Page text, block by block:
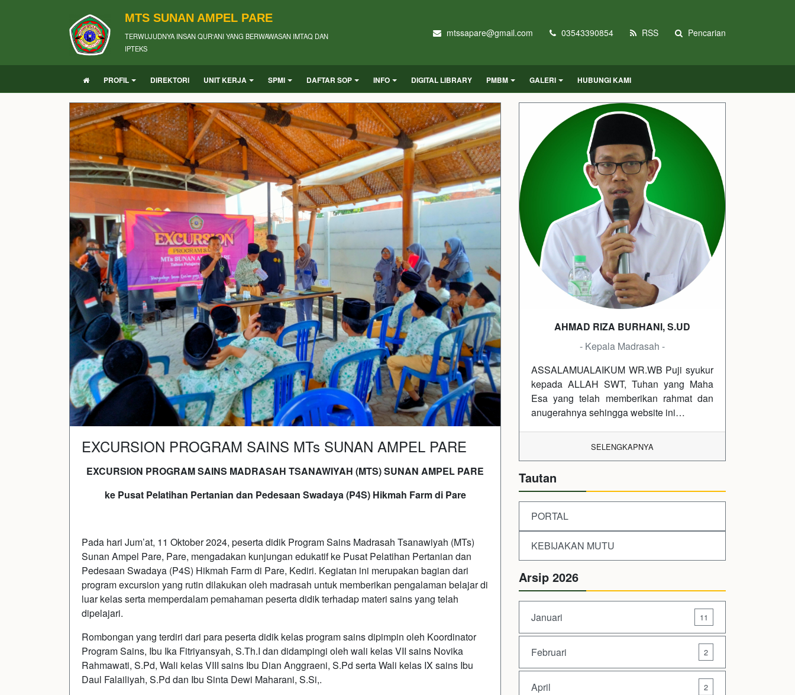
MTS SUNAN AMPEL PARE
TERWUJUDNYA INSAN QUR'ANI YANG BERWAWASAN IMTAQ DAN
IPTEKS
mtssapare@gmail.com 03543390854 RSS Pencarian
PROFIL DIREKTORI UNIT KERJA SPMI DAFTAR SOP INFO DIGITAL LIBRARY PMBM GALERI HUBUNGI KAMI
EXCURSION PROGRAM SAINS MTs SUNAN AMPEL PARE
EXCURSION PROGRAM SAINS MADRASAH TSANAWIYAH (MTS) SUNAN AMPEL PARE
ke Pusat Pelatihan Pertanian dan Pedesaan Swadaya (P4S) Hikmah Farm di Pare
Pada hari Jum’at, 11 Oktober 2024, peserta didik Program Sains Madrasah Tsanawiyah (MTs)
Sunan Ampel Pare, Pare, mengadakan kunjungan edukatif ke Pusat Pelatihan Pertanian dan
Pedesaan Swadaya (P4S) Hikmah Farm di Pare, Kediri. Kegiatan ini merupakan bagian dari
program excursion yang rutin dilakukan oleh madrasah untuk memberikan pengalaman belajar di
luar kelas serta memperdalam pemahaman peserta didik terhadap materi sains yang telah
dipelajari.
Rombongan yang terdiri dari para peserta didik kelas program sains dipimpin oleh Koordinator
Program Sains, Ibu Ika Fitriyansyah, S.Th.I dan didampingi oleh wali kelas VII sains Novika
Rahmawati, S.Pd, Wali kelas VIII sains Ibu Dian Anggraeni, S.Pd serta Wali kelas IX sains Ibu
Daul Falailiyah, S.Pd dan Ibu Sinta Dewi Maharani, S.Si,.
AHMAD RIZA BURHANI, S.UD
- Kepala Madrasah -
ASSALAMUALAIKUM WR.WB Puji syukur
kepada ALLAH SWT, Tuhan yang Maha
Esa yang telah memberikan rahmat dan
anugerahnya sehingga website ini…
SELENGKAPNYA
Tautan
PORTAL
KEBIJAKAN MUTU
Arsip 2026
Januari 11
Februari 2
April 2